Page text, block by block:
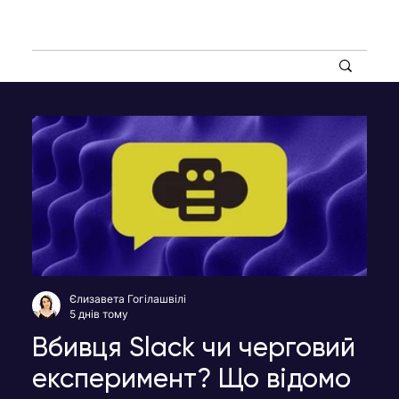
Вбивця Slack чи черговий
експеримент? Що відомо
Єлизавета Гогілашвілі
5 днів тому